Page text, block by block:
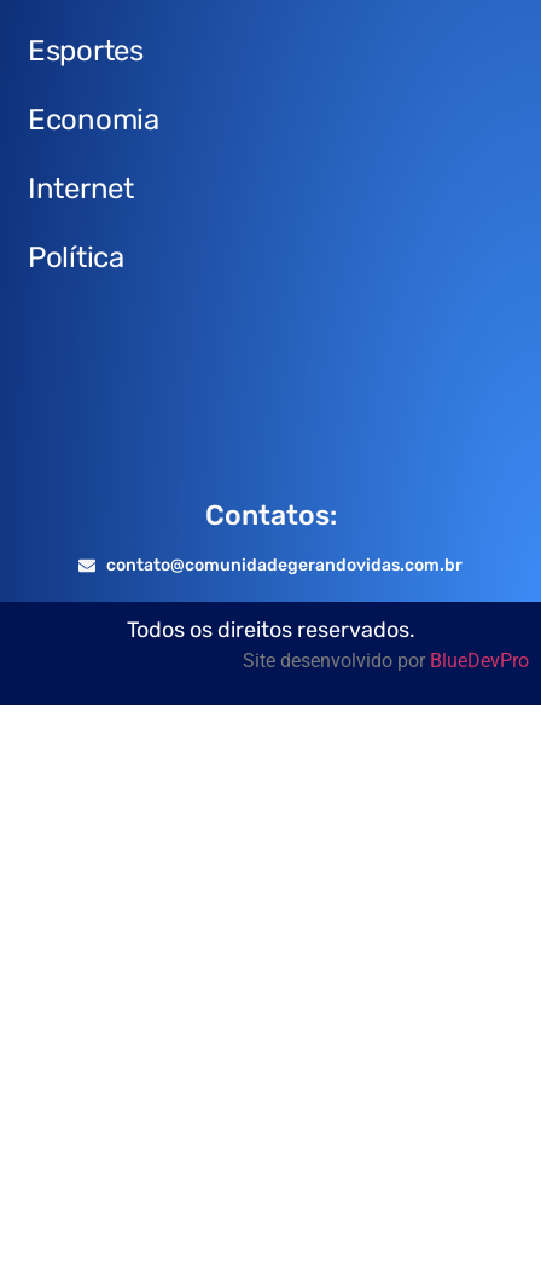
Esportes
Economia
Internet
Política
Contatos:
contato@comunidadegerandovidas.com.br
Todos os direitos reservados.
Site desenvolvido por BlueDevPro